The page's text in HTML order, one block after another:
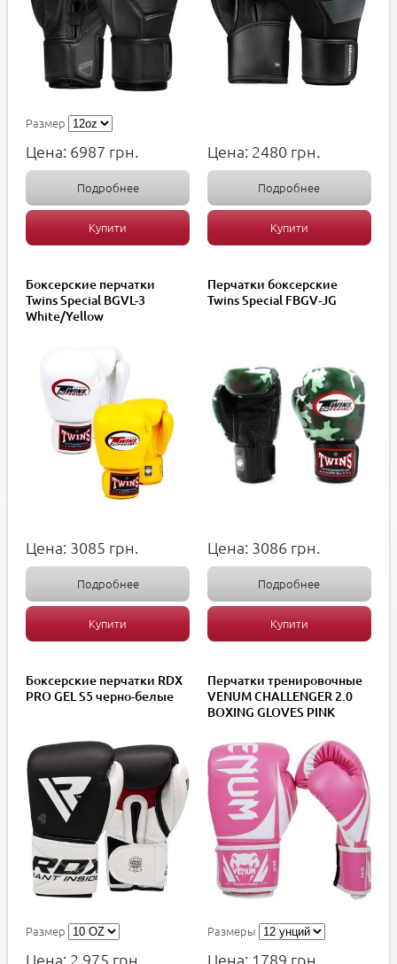
Размер
Цена: 6987 грн.
Подробнее
Купити
Цена: 2480 грн.
Подробнее
Купити
Боксерские перчатки
Twins Special BGVL-3
White/Yellow
Цена: 3085 грн.
Подробнее
Купити
Перчатки боксерские
Twins Special FBGV-JG
Цена: 3086 грн.
Подробнее
Купити
Боксерские перчатки RDX
PRO GEL S5 черно-белые
Размер
Цена: 2 975 грн.
Перчатки тренировочные
VENUM CHALLENGER 2.0
BOXING GLOVES PINK
Размеры
Цена: 1789 грн.